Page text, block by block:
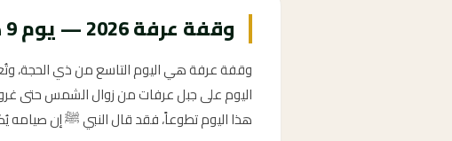
وقفة عرفة 2026 — يوم 9 ذو الحجة
اليوم على جبل عرفات من زوال الشمس حتى
هذا اليوم تطوعاً، فقد قال النبي ﷺ إن صيامه